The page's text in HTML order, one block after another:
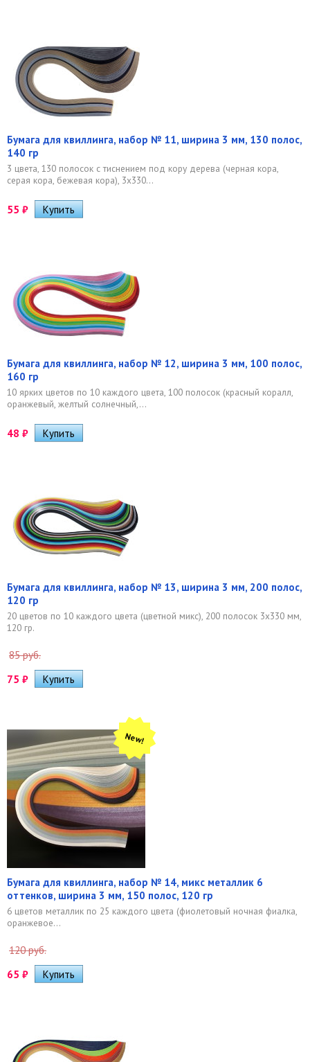
Бумага для квиллинга, набор № 11, ширина 3 мм, 130 полос,
140 гр
3 цвета, 130 полосок с тиснением под кору дерева (черная кора,
серая кора, бежевая кора), 3х330...
55 ₽
Бумага для квиллинга, набор № 12, ширина 3 мм, 100 полос,
160 гр
10 ярких цветов по 10 каждого цвета, 100 полосок (красный коралл,
оранжевый, желтый солнечный,...
48 ₽
Бумага для квиллинга, набор № 13, ширина 3 мм, 200 полос,
120 гр
20 цветов по 10 каждого цвета (цветной микс), 200 полосок 3х330 мм,
120 гр.
85 руб.
75 ₽
New!
Бумага для квиллинга, набор № 14, микс металлик 6
оттенков, ширина 3 мм, 150 полос, 120 гр
6 цветов металлик по 25 каждого цвета (фиолетовый ночная фиалка,
оранжевое...
120 руб.
65 ₽